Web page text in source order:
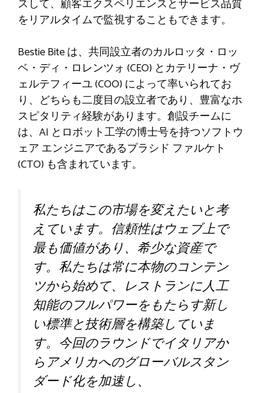
スして、顧客エクスペリエンスとサービス品質
をリアルタイムで監視することもできます。
Bestie Bite は、共同設立者のカルロッタ・ロッ
ベ・ディ・ロレンツォ (CEO) とカテリーナ・ヴ
ェルテフィーユ (COO) によって率いられてお
り、どちらも二度目の設立者であり、豊富なホ
スピタリティ経験があります。創設チームに
は、AI とロボット工学の博士号を持つソフトウ
ェア エンジニアであるプラシド ファルケト
(CTO) も含まれています。
私たちはこの市場を変えたいと考
えています。信頼性はウェブ上で
最も価値があり、希少な資産で
す。私たちは常に本物のコンテン
ツから始めて、レストランに人工
知能のフルパワーをもたらす新し
い標準と技術層を構築していま
す。今回のラウンドでイタリアか
らアメリカへのグローバルスタン
ダード化を加速し、